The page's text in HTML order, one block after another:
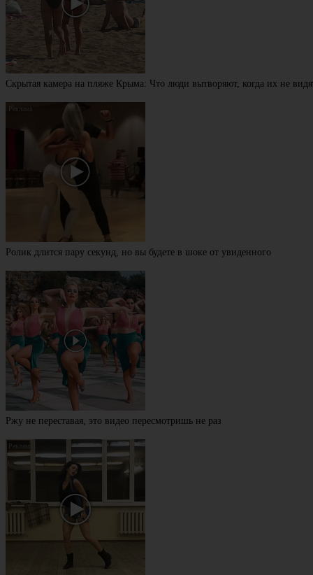
Скрытая камера на пляже Крыма: Что люди вытворяют, когда их не
Ролик длится пару секунд, но вы будете в шоке от увиденного
Ржу не переставая, это видео пересмотришь не раз